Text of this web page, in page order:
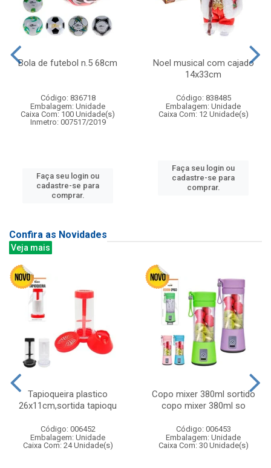
Bola de futebol n.5 68cm
Código: 836718
Embalagem: Unidade
Caixa Com: 100 Unidade(s)
Inmetro: 007517/2019
Faça seu login ou
cadastre-se para
comprar.
Noel musical com cajado
14x33cm
Código: 838485
Embalagem: Unidade
Caixa Com: 12 Unidade(s)
Faça seu login ou
cadastre-se para
comprar.
Confira as Novidades
Veja mais
Tapioqueira plastico
26x11cm,sortida tapioqu
Código: 006452
Embalagem: Unidade
Caixa Com: 24 Unidade(s)
Copo mixer 380ml sortido
copo mixer 380ml so
Código: 006453
Embalagem: Unidade
Caixa Com: 30 Unidade(s)